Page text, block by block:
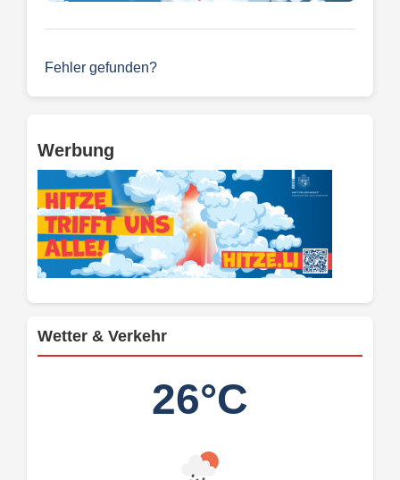
Fehler gefunden?
Werbung
Wetter & Verkehr
26°C